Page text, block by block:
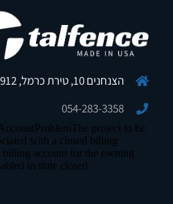
הצנחנים 10, טירת כרמל, 3902912
054-283-3358